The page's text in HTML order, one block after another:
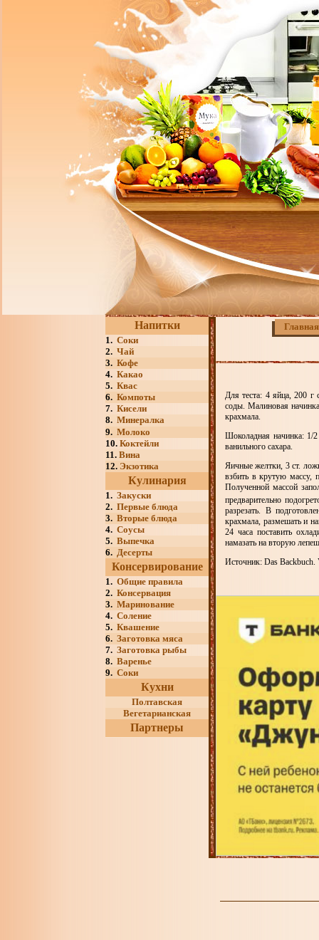
Напитки
1. Соки
2. Чай
3. Кофе
4. Какао
5. Квас
6. Компоты
7. Кисели
8. Минералка
9. Молоко
10. Коктейли
11. Вина
12. Экзотика
Кулинария
1. Закуски
2. Первые блюда
3. Вторые блюда
4. Соусы
5. Выпечка
6. Десерты
Консервирование
1. Общие правила
2. Консервация
3. Маринование
4. Соление
5. Квашение
6. Заготовка мяса
7. Заготовка рыбы
8. Варенье
9. Соки
Кухни
Полтавская
Вегетарианская
Партнеры
Главная
Для теста: 4 яйца, 200 г
соды. Малиновая
крахмала.
Шоколадная начинка: 1/
ванильного сахара.
Яичные желтки, 3 ст.
взбить в крутую массу,
Полученной массой
предварительно
разрезать. В
крахмала, размешать и
24 часа поставить
намазать на вторую
Источник: Das Backbuch.